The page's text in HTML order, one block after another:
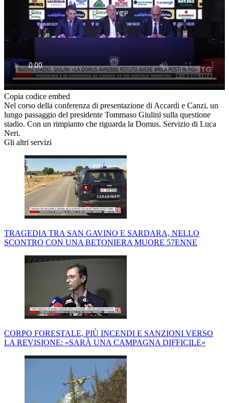
Copia codice embed
Nel corso della conferenza di presentazione di Accardi e Canzi, un
lungo passaggio del presidente Tommaso Giulini sulla questione
stadio. Con un rimpianto che riguarda la Domus. Servizio di Luca
Neri.
Gli altri servizi
TRAGEDIA TRA SAN GAVINO E SARDARA, NELLO
SCONTRO CON UNA BETONIERA MUORE 57ENNE
CORPO FORESTALE, PIÙ INCENDI E SANZIONI VERSO
LA REVISIONE: «SARÀ UNA CAMPAGNA DIFFICILE»